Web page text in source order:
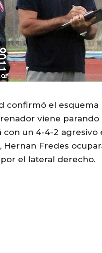
confirmó el
viene
un 4-4-2
Hernan Fredes
el lateral derecho.